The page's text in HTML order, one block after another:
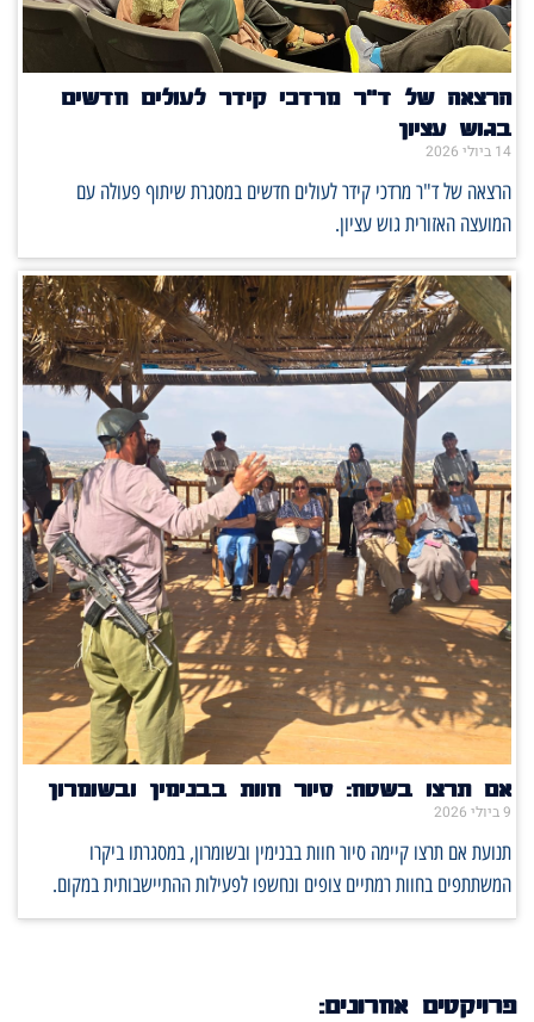
הרצאה של ד"ר מרדכי קידר לעולים חדשים
בגוש עציון
14 ביולי 2026
הרצאה של ד"ר מרדכי קידר לעולים חדשים במסגרת שיתוף פעולה עם
המועצה האזורית גוש עציון.
אם תרצו בשטח: סיור חוות בבנימין ובשומרון
9 ביולי 2026
תנועת אם תרצו קיימה סיור חוות בבנימין ובשומרון, במסגרתו ביקרו
המשתתפים בחוות רמתיים צופים ונחשפו לפעילות ההתיישבותית במקום.
פרויקטים אחרונים: